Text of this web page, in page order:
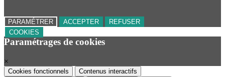
PARAMÉTRER ACCEPTER
REFUSER
COOKIES
Paramétrages de cookies
×
Cookies fonctionnels
Contenus interactifs